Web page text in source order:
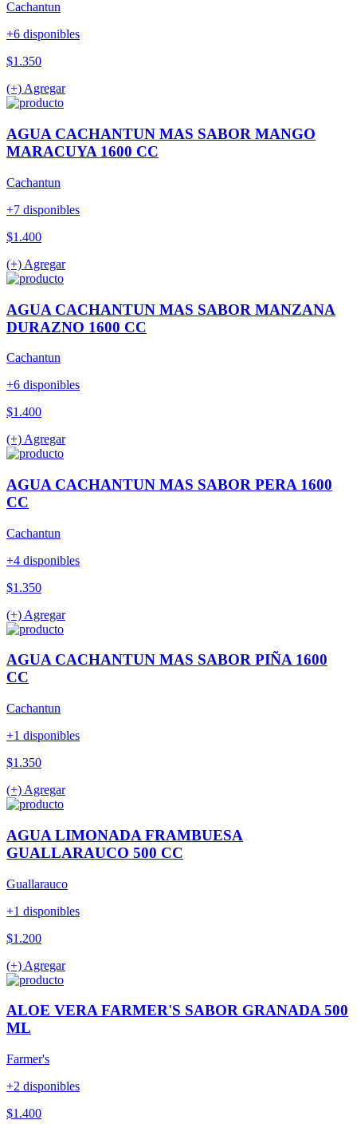
Cachantun
+6 disponibles
$1.350
(+) Agregar
AGUA CACHANTUN MAS SABOR MANGO
MARACUYA 1600 CC
Cachantun
+7 disponibles
$1.400
(+) Agregar
AGUA CACHANTUN MAS SABOR MANZANA
DURAZNO 1600 CC
Cachantun
+6 disponibles
$1.400
(+) Agregar
AGUA CACHANTUN MAS SABOR PERA 1600
CC
Cachantun
+4 disponibles
$1.350
(+) Agregar
AGUA CACHANTUN MAS SABOR PIÑA 1600
CC
Cachantun
+1 disponibles
$1.350
(+) Agregar
AGUA LIMONADA FRAMBUESA
GUALLARAUCO 500 CC
Guallarauco
+1 disponibles
$1.200
(+) Agregar
ALOE VERA FARMER'S SABOR GRANADA 500
ML
Farmer's
+2 disponibles
$1.400